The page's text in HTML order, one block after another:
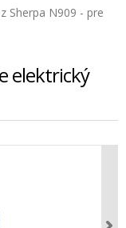
Sherpa N909 - pre
elektrický